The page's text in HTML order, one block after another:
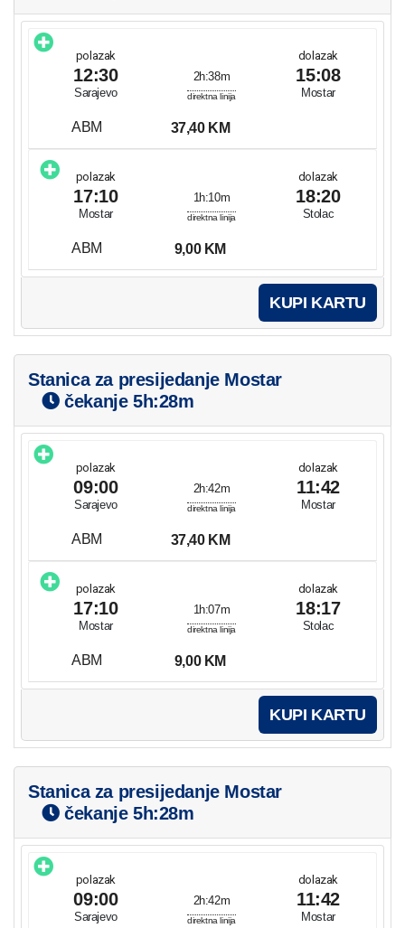
polazak
12:30
Sarajevo
2h:38m
direktna linija
dolazak
15:08
Mostar
ABM 37,40 KM
polazak
17:10
Mostar
1h:10m
direktna linija
dolazak
18:20
Stolac
ABM 9,00 KM
KUPI KARTU
Stanica za presijedanje Mostar
čekanje5h:28m
polazak
09:00
Sarajevo
2h:42m
direktna linija
dolazak
11:42
Mostar
ABM 37,40 KM
polazak
17:10
Mostar
1h:07m
direktna linija
dolazak
18:17
Stolac
ABM 9,00 KM
KUPI KARTU
Stanica za presijedanje Mostar
čekanje5h:28m
polazak
09:00
Sarajevo
2h:42m
direktna linija
dolazak
11:42
Mostar